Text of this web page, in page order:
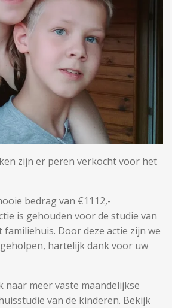
zijn er peren verkocht voor het
bedrag van €1112,-
is gehouden voor de studie van
Door deze actie zijn we
hartelijk dank voor uw
naar meer vaste maandelijkse
van de kinderen. Bekijk